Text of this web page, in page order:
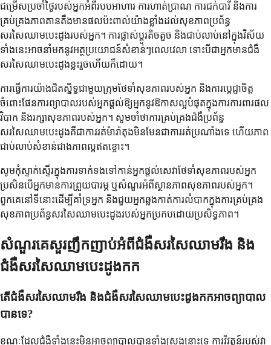
ជម្រើសប្រចាំថ្ងៃរបស់អ្នកអំពីរបបអាហារ ការហាត់ប្រាណ ការជក់បារី និងការ
គ្រប់គ្រងភាពតានតឹងមានផលប៉ះពាល់យ៉ាងខ្លាំងដល់សុខភាពប្រព័ន្ធ
សរសៃឈាមបេះដូងរបស់អ្នក។ ការផ្លាស់ប្តូរតិចតួច និងជាប់លាប់នៅក្នុងវិស័យ
ទាំងនេះអាចនាំមកនូវអត្ថប្រយោជន៍សំខាន់ៗពេលវេលា ទោះបីជាអ្នកមានជំងឺ
សរសៃឈាមបេះដូងខ្លះរួចហើយក៏ដោយ។
ការធ្វើការយ៉ាងជិតស្និទ្ធជាមួយក្រុមថែទាំសុខភាពរបស់អ្នក និងការប្តេជ្ញាចិត្ត
ចំពោះផែនការព្យាបាលរបស់អ្នកផ្តល់ឱ្យអ្នកនូវឱកាសល្អបំផុតក្នុងការការពារផល
វិបាក និងរក្សាសុខភាពរបស់អ្នក។ សូមចាំថាការគ្រប់គ្រងជំងឺប្រព័ន្ធ
សរសៃឈាមបេះដូងគឺជាការរត់ម៉ារ៉ាតុងមិនមែនជាការរត់ប្រណាំងទេ ហើយភាព
ជាប់លាប់សំខាន់ជាងភាពល្អឥតខ្ចោះ។
សូមកុំស្ទាក់ស្ទើរក្នុងការទាក់ទងទៅកាន់អ្នកផ្តល់សេវាថែទាំសុខភាពរបស់អ្នក
ប្រសិនបើអ្នកមានការព្រួយបារម្ភ ឬសំណួរអំពីស្ថានភាពសុខភាពរបស់អ្នក។
ពួកគេនៅទីនោះដើម្បីគាំទ្រអ្នក និងជួយអ្នកឆ្លងកាត់ការលំបាកក្នុងការគ្រប់គ្រង
សុខភាពប្រព័ន្ធសរសៃឈាមបេះដូងរបស់អ្នកប្រកបដោយប្រសិទ្ធភាព។
សំណួរគេសួរញឹកញាប់អំពីជំងឺសរសៃឈាមរឹង និង
ជំងឺសរសៃឈាមបេះដូងកក
តើជំងឺសរសៃឈាមរឹង និងជំងឺសរសៃឈាមបេះដូងកកអាចព្យាបាល
បានទេ?
ខណៈដែលជំងឺទាំងនេះមិនអាចព្យាបាលបានទាំងស្រុងនោះទេ ការវិវត្តន៍របស់វា